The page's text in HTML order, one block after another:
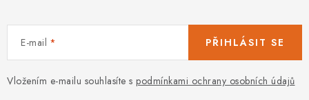
E-mail
Vložením e-mailu souhlasíte s podmínkami ochrany osobních údajů
PŘIHLÁSIT SE